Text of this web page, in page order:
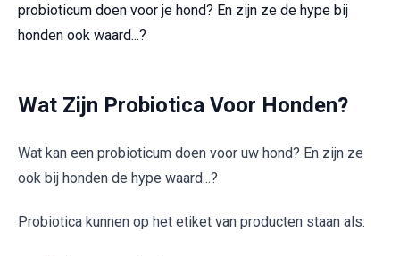
probioticum doen voor je hond? En zijn ze de hype bij
honden ook waard...?
Wat Zijn Probiotica Voor Honden?
Wat kan een probioticum doen voor uw hond? En zijn ze
ook bij honden de hype waard...?
Probiotica kunnen op het etiket van producten staan als: